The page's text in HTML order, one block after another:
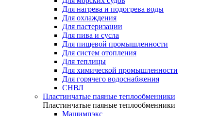
Для нагрева и подогрева воды
Для охлаждения
Для пастеризации
Для пива и сусла
Для пищевой промышленности
Для систем отопления
Для теплицы
Для химической промышленности
Для горячего водоснабжения
СНВЛ
Пластинчатые паяные теплообменники
Пластинчатые паяные теплообменники
Машимпэкс